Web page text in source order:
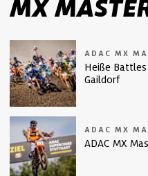
MX
ADAC MX
Heiße Battles
Gaildorf
ADAC MX
ADAC MX